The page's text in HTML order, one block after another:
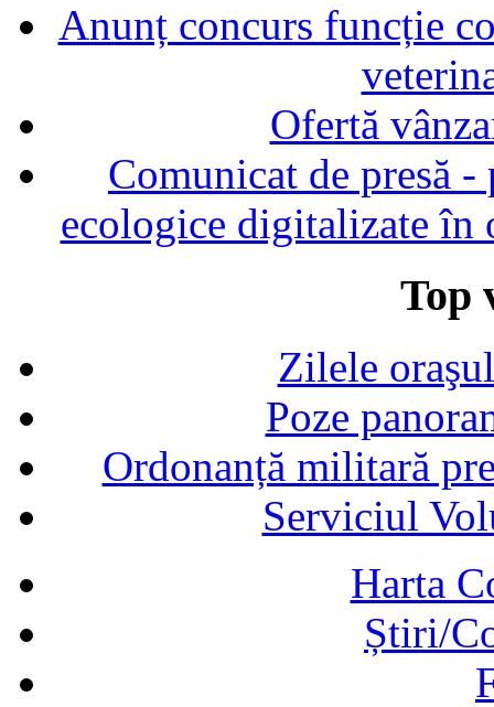
Anunț concurs funcție
Ofertă
Comunicat de presă
ecologice digitalizate în
Top
Zilele
Poze
Ordonanță militară
Serviciul
Harta
Știri/